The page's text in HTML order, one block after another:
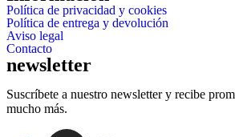
Política de privacidad y cookies
Política de entrega y devolución
Aviso legal
Contacto
newsletter
Suscríbete a nuestro newsletter y recibe
mucho más.